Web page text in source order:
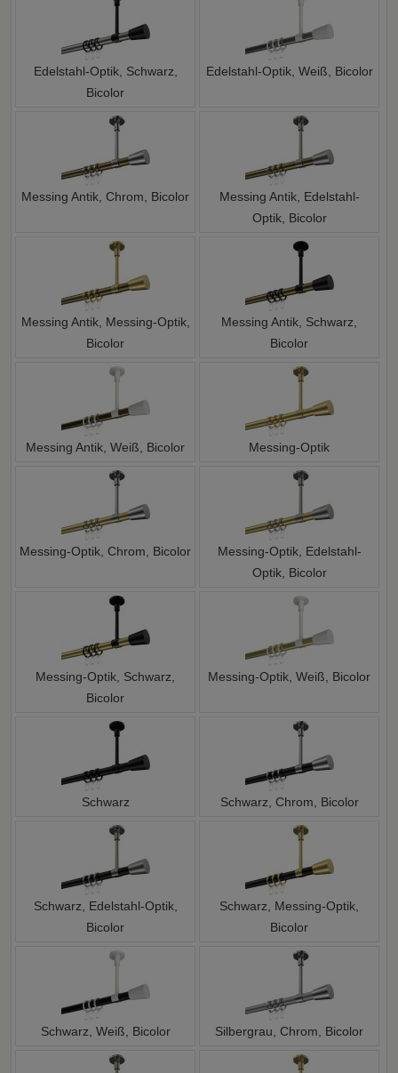
Edelstahl-Optik, Schwarz,
Bicolor
Edelstahl-Optik, Weiß, Bicolor
Messing Antik, Chrom, Bicolor
Messing Antik, Edelstahl-
Optik, Bicolor
Messing Antik, Messing-Optik,
Bicolor
Messing Antik, Schwarz,
Bicolor
Messing Antik, Weiß, Bicolor Messing-Optik
Messing-Optik, Chrom, Bicolor
Messing-Optik, Edelstahl-
Optik, Bicolor
Messing-Optik, Schwarz,
Bicolor
Messing-Optik, Weiß, Bicolor
Schwarz Schwarz, Chrom, Bicolor
Schwarz, Edelstahl-Optik,
Bicolor
Schwarz, Messing-Optik,
Bicolor
Schwarz, Weiß, Bicolor Silbergrau, Chrom, Bicolor